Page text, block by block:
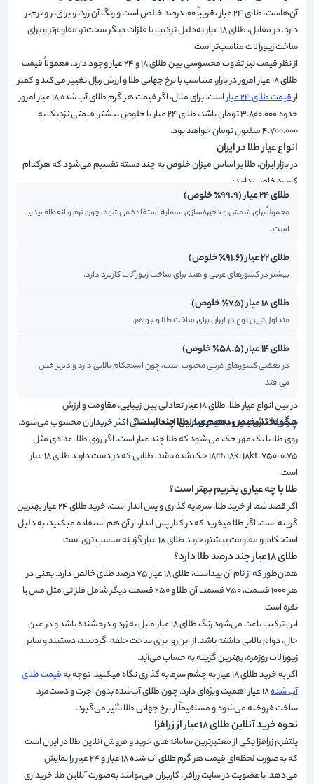
آن‌هاست. طلای ۲۴ عیار تقریباً ۱۰۰ درصد خالص است و رنگ آن زردتر، براق‌تر و نرم‌تر
دارد. در مقابل، طلای ۱۸ عیار به‌دلیل ترکیب با فلزات دیگر سخت‌تر، مقاوم‌تر و برای
ساخت زیورآلات مناسب‌تر است.
از نظر قیمت نیز تفاوت محسوسی بین طلای 18 و 24 عیار وجود دارد. معمولاً قیمت
طلای ۱۸ عیار امروز در بازار، متناسب با نرخ جهانی طلا و ارزش ریال تغییر می‌کند و کمتر
ازقیمت طلای 24 عیار
است. برای مثال، اگر قیمت هر گرم طلای آب شده ۱۸ عیار امروز
حدود 3.800.000 تومان باشد، طلای ۲۴ عیار با خلوص بیشتر، قیمتی نزدیک به
4.700.000 میلیون تومان خواهد بود.
انواع عیار طلا در ایران
در بازار ایران، طلا بر اساس میزان خلوص به چند دسته تقسیم می‌شود که هرکدام
کاربرد خاصی دارند:
طلای ۲۴ عیار (۹۹.۹٪ خلوص)
معمولاً برای شمش و ذخیره‌سازی سرمایه استفاده می‌شود، چون نرم و انعطاف‌پذیر
است.
طلای ۲۲ عیار (۹۱.۶٪ خلوص)
بیشتر در کشورهای عربی و هند برای ساخت زیورآلات کاربرد دارد.
طلای ۱۸ عیار (۷۵٪ خلوص)
متداول‌ترین نوع در ایران برای ساخت طلا و جواهر.
طلای ۱۴ عیار (۵۸.۵٪ خلوص)
در بعضی کشورهای غربی محبوب است، چون استحکام بالایی دارد و دیرتر خش
می‌افتد.
در بین انواع عیار طلا، طلای ۱۸ عیار تعادلی بین زیبایی، مقاومت و ارزش
سرمایه‌گذاری دارد و به همین دلیل، انتخاب اصلی اکثر خریداران محسوب می‌شود.
چگونه تشخیص دهیم عیار طلا چند است؟
روی طلا با یک مهر حک می شود که طلا چند عیار است. اگر روی طلا اعدادی مثل
18ct، 18k، 18kt، 750، 0.75 حک شده باشد، طلایی که در دست دارید طلای 18 عیار
است.
طلا با چه عیاری بخریم بهتر است؟
اگر قصد شما از خرید طلا، سرمایه گذاری و پس انداز است، خرید طلای 24 عیار بهترین
گزینه است. اگر طلا میخرید که در کنار پس انداز، از آن هم استفاده میکنید، به دلیل
استحکام و مقاومت بیشتر، خرید طلای 18 عیار گزینه مناسب تری است.
طلای ۱۸ عیار چند درصد طلا دارد؟
همان‌طور که از نام آن پیداست، طلای ۱۸ عیار ۷۵ درصد طلای خالص دارد. یعنی در
هر ۱۰۰۰ قسمت، ۷۵۰ قسمت آن طلا و ۲۵۰ قسمت دیگر شامل فلزاتی مثل مس یا
نقره است.
این ترکیب باعث می‌شود رنگ طلای ۱۸ عیار مایل به زرد و درخشنده باشد و در عین
حال، دوام بالایی داشته باشد. از این‌رو، برای ساخت حلقه، گردنبند، دستبند و سایر
زیورآلات روزمره، بهترین گزینه به حساب می‌آید.
اگر به خرید طلای 18 عیار به چشم سرمایه گذاری نگاه میکنید، توجه به
قیمت طلای
آب شده
۱۸ عیار اهمیت ویژه‌ای دارد. چون طلای آب‌شده بدون اجرت و دست‌مزد
ساخت فروخته می‌شود و مستقیماً از نرخ جهانی طلا تأثیر می‌گیرد.
نحوه خرید آنلاین طلای ۱۸ عیار از زرافزا
پلتفرم زرافزا یکی از معتبرترین سامانه‌های خرید و فروش آنلاین طلا در ایران است
که به‌صورت لحظه‌ای قیمت هر گرم طلای آب شده ۱۸ عیار و 24 عیار را نمایش
می‌دهد. با عضویت در سایت زرافزا، کاربران می‌توانند به‌صورت آنلاین طلا خریداری